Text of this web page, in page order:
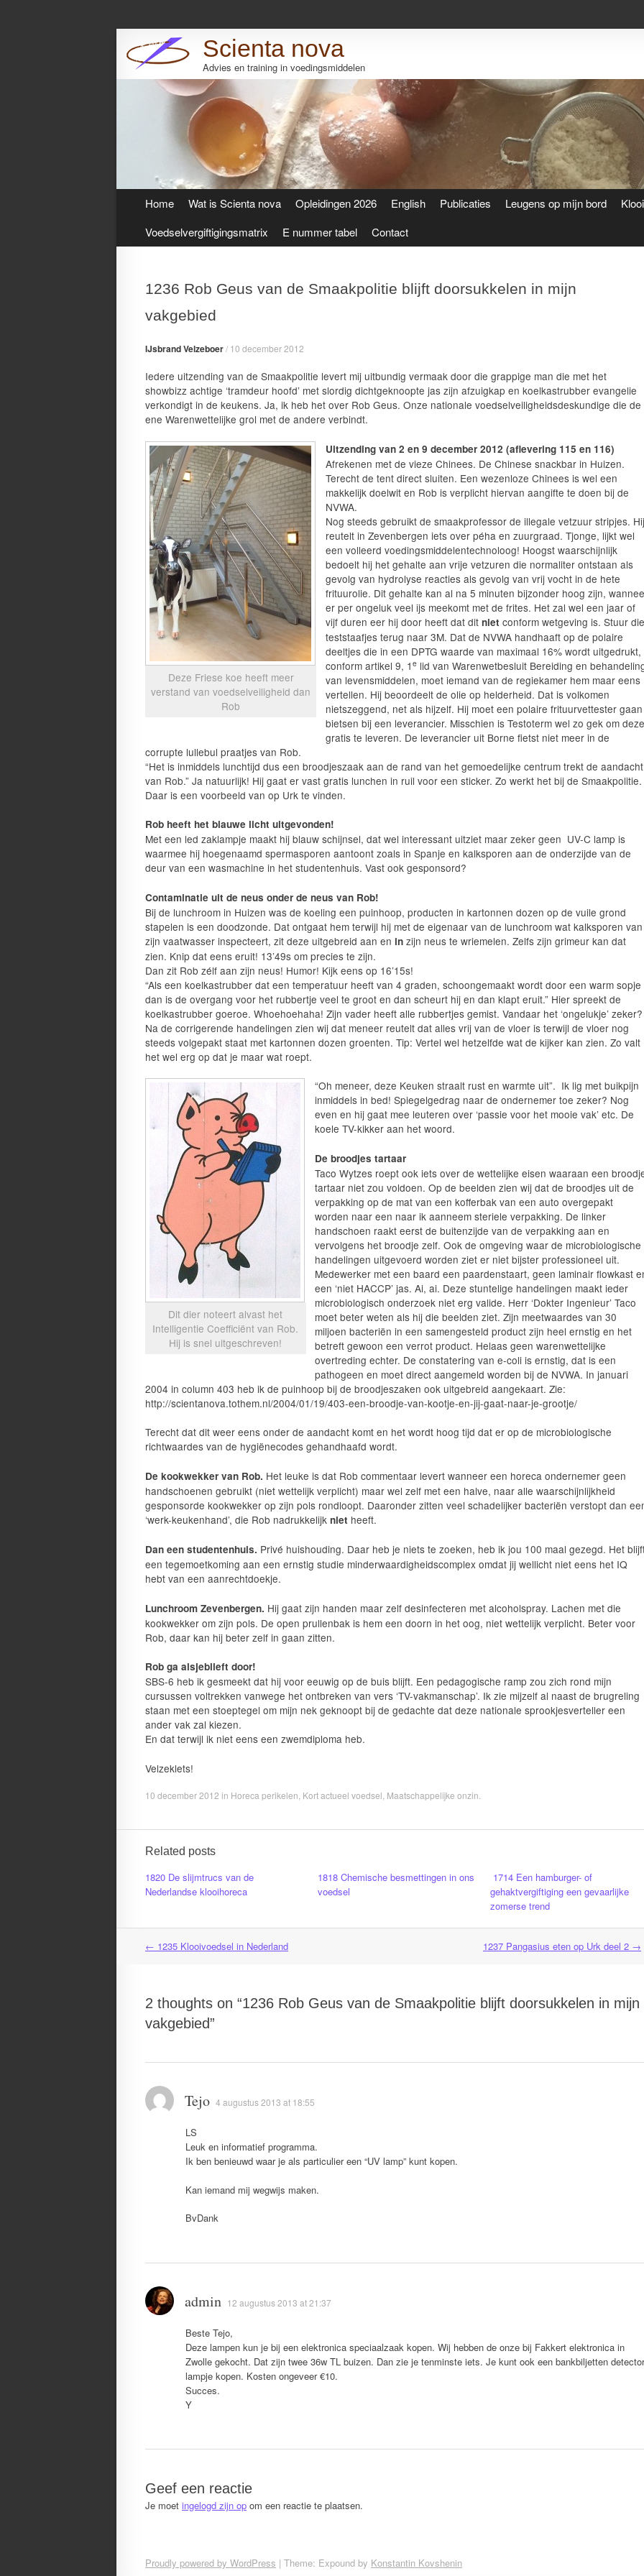
Scienta nova
Advies en training in voedingsmiddelen
content
Home Wat is Scienta nova Opleidingen 2026 English Publicaties Leugens op mijn bord
Voedselvergiftigingsmatrix
E nummer tabel Contact
1236 Rob Geus van de Smaakpolitie blijft doorsukkelen in mijn
vakgebied
IJsbrand Velzeboer/ 10 december 2012
Iedere uitzending van de Smaakpolitie levert mij uitbundig vermaak door die grappige man die met het
showbizz achtige ‘tramdeur hoofd’ met slordig dichtgeknoopte jas zijn afzuigkap en koelkastrubber evangelie
verkondigt in de keukens. Ja, ik heb het over Rob Geus. Onze nationale voedselveiligheidsdeskundige die de
ene Warenwettelijke grol met de andere verbindt.
Deze Friese koe heeft meer
verstand van voedselveiligheid dan
Rob
Uitzending van 2 en 9 december 2012 (aflevering 115 en 116)
Afrekenen met de vieze Chinees. De Chinese snackbar in Huizen.
Terecht de tent direct sluiten. Een wezenloze Chinees is wel een
makkelijk doelwit en Rob is verplicht hiervan aangifte te doen bij de
NVWA.
Nog steeds gebruikt de smaakprofessor de illegale vetzuur stripjes. Hij
reutelt in Zevenbergen iets over péha en zuurgraad. Tjonge, lijkt wel
een volleerd voedingsmiddelentechnoloog! Hoogst waarschijnlijk
bedoelt hij het gehalte aan vrije vetzuren die normaliter ontstaan als
gevolg van hydrolyse reacties als gevolg van vrij vocht in de hete
frituurolie. Dit gehalte kan al na 5 minuten bijzonder hoog zijn,
er per ongeluk veel ijs meekomt met de frites. Het zal wel een jaar of
vijf duren eer hij door heeft dat dit niet conform wetgeving is. Stuur die
teststaafjes terug naar 3M. Dat de NVWA handhaaft op de polaire
deeltjes die in een DPTG waarde van maximaal 16% wordt uitgedrukt,
conform artikel 9, 1 e lid van Warenwetbesluit Bereiding en
van levensmiddelen, moet iemand van de regiekamer hem maar eens
vertellen. Hij beoordeelt de olie op helderheid. Dat is volkomen
nietszeggend, net als hijzelf. Hij moet een polaire frituurvettester gaan
bietsen bij een leverancier. Misschien is Testoterm wel zo gek om deze
gratis te leveren. De leverancier uit Borne fietst niet meer in de
corrupte lullebul praatjes van Rob.
“Het is inmiddels lunchtijd dus een broodjeszaak aan de rand van het gemoedelijke centrum trekt de aandacht
van Rob.” Ja natuurlijk! Hij gaat er vast gratis lunchen in ruil voor een sticker. Zo werkt het bij de Smaakpolitie.
Daar is een voorbeeld van op Urk te vinden.
Rob heeft het blauwe licht uitgevonden!
Met een led zaklampje maakt hij blauw schijnsel, dat wel interessant uitziet maar zeker geen UV-C lamp is
waarmee hij hoegenaamd spermasporen aantoont zoals in Spanje en kalksporen aan de onderzijde van de
deur van een wasmachine in het studentenhuis. Vast ook gesponsord?
Contaminatie uit de neus onder de neus van Rob!
Bij de lunchroom in Huizen was de koeling een puinhoop, producten in kartonnen dozen op de vuile grond
stapelen is een doodzonde. Dat ontgaat hem terwijl hij met de eigenaar van de lunchroom wat kalksporen van
zijn vaatwasser inspecteert, zit deze uitgebreid aan en in zijn neus te wriemelen. Zelfs zijn grimeur kan dat
zien. Knip dat eens eruit! 13’49s om precies te zijn.
Dan zit Rob zélf aan zijn neus! Humor! Kijk eens op 16’15s!
“Als een koelkastrubber dat een temperatuur heeft van 4 graden, schoongemaakt wordt door een warm sopje
dan is de overgang voor het rubbertje veel te groot en dan scheurt hij en dan klapt eruit.” Hier spreekt de
koelkastrubber goeroe. Whoehoehaha! Zijn vader heeft alle rubbertjes gemist. Vandaar het ‘ongelukje’ zeker?
Na de corrigerende handelingen zien wij dat meneer reutelt dat alles vrij van de vloer is terwijl de vloer nog
steeds volgepakt staat met kartonnen dozen groenten. Tip: Vertel wel hetzelfde wat de kijker kan zien. Zo valt
het wel erg op dat je maar wat roept.
Dit dier noteert alvast het
Intelligentie Coefficiënt van Rob.
Hij is snel uitgeschreven!
“Oh meneer, deze Keuken straalt rust en warmte uit”. Ik lig met buikpijn
inmiddels in bed! Spiegelgedrag naar de ondernemer toe zeker? Nog
even en hij gaat mee leuteren over ‘passie voor het mooie vak’ etc. De
koele TV-kikker aan het woord.
De broodjes tartaar
Taco Wytzes roept ook iets over de wettelijke eisen waaraan een
tartaar niet zou voldoen. Op de beelden zien wij dat de broodjes uit de
verpakking op de mat van een kofferbak van een auto overgepakt
worden naar een naar ik aanneem steriele verpakking. De linker
handschoen raakt eerst de buitenzijde van de verpakking aan en
vervolgens het broodje zelf. Ook de omgeving waar de microbiologische
handelingen uitgevoerd worden ziet er niet bijster professioneel uit.
Medewerker met een baard een paardenstaart, geen laminair flowkast
een ‘niet HACCP’ jas. Ai, ai. Deze stuntelige handelingen maakt ieder
microbiologisch onderzoek niet erg valide. Herr ‘Dokter Ingenieur’ Taco
moet beter weten als hij die beelden ziet. Zijn meetwaardes van 30
miljoen bacteriën in een samengesteld product zijn heel ernstig en het
betreft gewoon een verrot product. Helaas geen warenwettelijke
overtreding echter. De constatering van e-coli is ernstig, dat is een
pathogeen en moet direct aangemeld worden bij de NVWA. In januari
2004 in column 403 heb ik de puinhoop bij de broodjeszaken ook uitgebreid aangekaart. Zie:
http://scientanova.tothem.nl/2004/01/19/403-een-broodje-van-kootje-en-jij-gaat-naar-je-grootje/
Terecht dat dit weer eens onder de aandacht komt en het wordt hoog tijd dat er op de microbiologische
richtwaardes van de hygiënecodes gehandhaafd wordt.
De kookwekker van Rob. Het leuke is dat Rob commentaar levert wanneer een horeca ondernemer geen
handschoenen gebruikt (niet wettelijk verplicht) maar wel zelf met een halve, naar alle waarschijnlijkheid
gesponsorde kookwekker op zijn pols rondloopt. Daaronder zitten veel schadelijker bacteriën verstopt dan
‘werk-keukenhand’, die Rob nadrukkelijk niet heeft.
Dan een studentenhuis. Privé huishouding. Daar heb je niets te zoeken, heb ik jou 100 maal gezegd. Het
een tegemoetkoming aan een ernstig studie minderwaardigheidscomplex omdat jij wellicht niet eens het IQ
hebt van een aanrechtdoekje.
Lunchroom Zevenbergen. Hij gaat zijn handen maar zelf desinfecteren met alcoholspray. Lachen met die
kookwekker om zijn pols. De open prullenbak is hem een doorn in het oog, niet wettelijk verplicht. Beter voor
Rob, daar kan hij beter zelf in gaan zitten.
Rob ga alsjeblieft door!
SBS-6 heb ik gesmeekt dat hij voor eeuwig op de buis blijft. Een pedagogische ramp zou zich rond mijn
cursussen voltrekken vanwege het ontbreken van vers ‘TV-vakmanschap’. Ik zie mijzelf al naast de brugreling
staan met een stoeptegel om mijn nek geknoopt bij de gedachte dat deze nationale sprookjesverteller een
ander vak zal kiezen.
En dat terwijl ik niet eens een zwemdiploma heb.
Velzeklets!
10 december 2012 in Horeca perikelen Kort actueel voedsel Maatschappelijke onzin
Related posts
1820 De slijmtrucs van de
Nederlandse klooihoreca
1818 Chemische besmettingen in ons
voedsel
1714 Een hamburger- of
gehaktvergiftiging een gevaarlijke
zomerse trend
Post
← 1235 Klooivoedsel in Nederland 1237 Pangasius eten op Urk deel 2 →
2 thoughts on “1236 Rob Geus van de Smaakpolitie blijft doorsukkelen in mijn
vakgebied”
Tejo 4 augustus 2013 at 18:55
LS
Leuk en informatief programma.
Ik ben benieuwd waar je als particulier een “UV lamp” kunt kopen.
Kan iemand mij wegwijs maken.
BvDank
admin 12 augustus 2013 at 21:37
Beste Tejo,
Deze lampen kun je bij een elektronica speciaalzaak kopen. Wij hebben de onze bij Fakkert elektronica in
Zwolle gekocht. Dat zijn twee 36w TL buizen. Dan zie je tenminste iets. Je kunt ook een bankbiljetten detector
lampje kopen. Kosten ongeveer €10.
Succes.
Y
Geef een reactie
Je moet ingelogd zijn op om een reactie te plaatsen.
Proudly powered by WordPress | Theme: Expound by Konstantin Kovshenin